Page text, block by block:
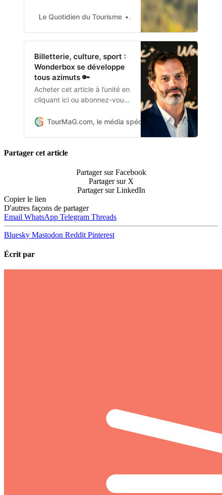
d’influence, les équipes
français, tous spécialisés
dans l’univers du voyage et
celui du lifestyle, afin de faire
le bilan de 2022 et dresser l…
Le Quotidien du Tourisme Auteur Rédaction
Billetterie, culture, sport :
Wonderbox se développe
tous azimuts 🔑
Acheter cet article à l’unité en
cliquant ici ou abonnez-vous
en 2004, le Groupe
marques, une distribution
de vente physiques et une
présence dans 13 pays, en
Europe et en Amérique du
Nord. En moin…
TourMaG.com, le média spécialiste du tourisme
Partager cet article
Partager sur Facebook
Partager sur X
Partager sur LinkedIn
Copier le lien
D'autres façons de partager
Email WhatsApp Telegram Threads
Bluesky Mastodon Reddit Pinterest
Écrit par